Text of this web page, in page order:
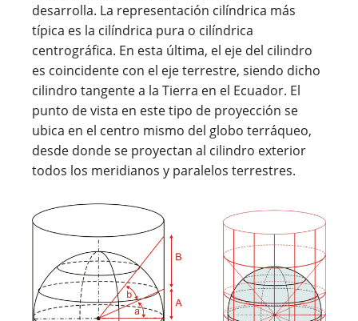
desarrolla. La representación cilíndrica más
típica es la cilíndrica pura o cilíndrica
centrográfica. En esta última, el eje del cilindro
es coincidente con el eje terrestre, siendo dicho
cilindro tangente a la Tierra en el Ecuador. El
punto de vista en este tipo de proyección se
ubica en el centro mismo del globo terráqueo,
desde donde se proyectan al cilindro exterior
todos los meridianos y paralelos terrestres.